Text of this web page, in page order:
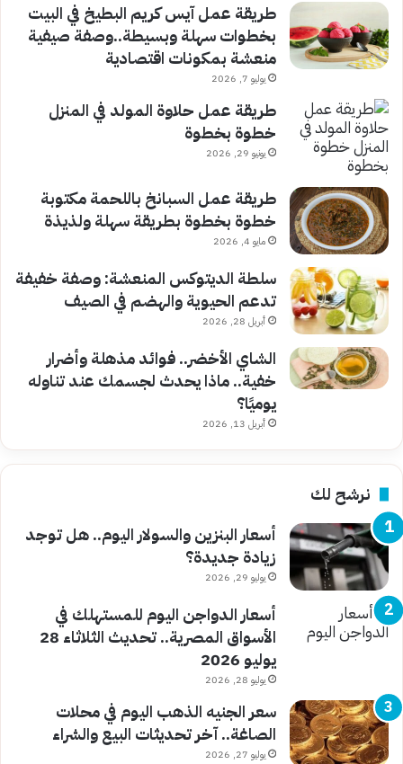
طريقة عمل آيس كريم البطيخ في البيت
بخطوات سهلة وبسيطة..وصفة صيفية
منعشة بمكونات اقتصادية
يوليو 7, 2026
طريقة عمل حلاوة المولد في المنزل
خطوة بخطوة
يونيو 29, 2026
طريقة عمل السبانخ باللحمة مكتوبة
خطوة بخطوة بطريقة سهلة ولذيذة
مايو 4, 2026
سلطة الديتوكس المنعشة: وصفة خفيفة
تدعم الحيوية والهضم في الصيف
أبريل 28, 2026
الشاي الأخضر.. فوائد مذهلة وأضرار
خفية.. ماذا يحدث لجسمك عند تناوله
يوميًا؟
أبريل 13, 2026
نرشح لك
أسعار البنزين والسولار اليوم.. هل توجد
زيادة جديدة؟
يوليو 29, 2026
أسعار الدواجن اليوم للمستهلك في
الأسواق المصرية.. تحديث الثلاثاء 28
يوليو 2026
يوليو 28, 2026
سعر الجنيه الذهب اليوم في محلات
الصاغة.. آخر تحديثات البيع والشراء
يوليو 27, 2026